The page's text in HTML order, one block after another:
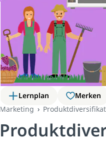
Lernplan Merken
Marketing